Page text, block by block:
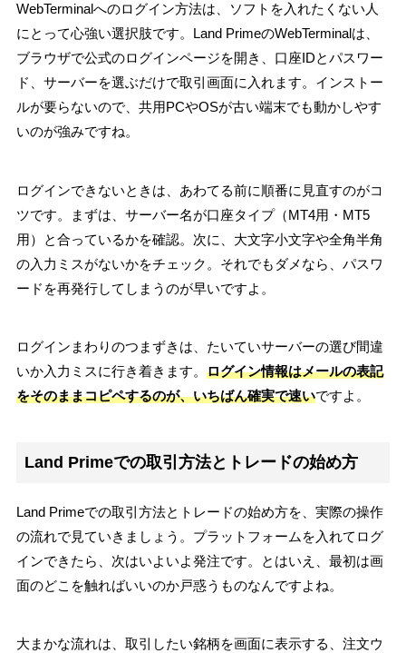
WebTerminalへのログイン方法は、ソフトを入れたくない人
にとって心強い選択肢です。Land PrimeのWebTerminalは、
ブラウザで公式のログインページを開き、口座IDとパスワー
ド、サーバーを選ぶだけで取引画面に入れます。インストー
ルが要らないので、共用PCやOSが古い端末でも動かしやす
いのが強みですね。
ログインできないときは、あわてる前に順番に見直すのがコ
ツです。まずは、サーバー名が口座タイプ（MT4用・MT5
用）と合っているかを確認。次に、大文字小文字や全角半角
の入力ミスがないかをチェック。それでもダメなら、パスワ
ードを再発行してしまうのが早いですよ。
ログインまわりのつまずきは、たいていサーバーの選び間違
いか入力ミスに行き着きます。 ログイン情報はメールの表記
をそのままコピペするのが、いちばん確実で速いですよ。
Land Primeでの取引方法とトレードの始め方
Land Primeでの取引方法とトレードの始め方を、実際の操作
の流れで見ていきましょう。プラットフォームを入れてログ
インできたら、次はいよいよ発注です。とはいえ、最初は画
面のどこを触ればいいのか戸惑うものなんですよね。
大まかな流れは、取引したい銘柄を画面に表示する、注文ウ